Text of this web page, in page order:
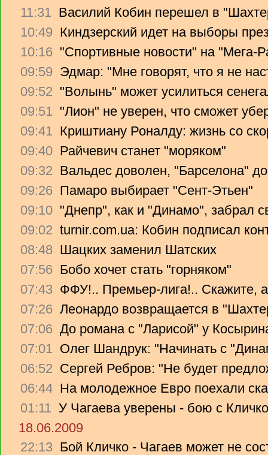
11:31 Василий Кобин перешел в
10:49 Киндзерский идет на выборы
10:16 "Спортивные новости" на "Мега-
09:59 Эдмар: "Мне говорят, что я не
09:52 "Волынь" может усилиться
09:51 "Лион" не уверен, что сможет
09:41 Криштиану Роналду: жизнь со
09:40 Райчевич станет "моряком"
09:32 Вальдес доволен, "Барселона"
09:26 Памаро выбирает "Сент-Этьен"
09:10 "Днепр", как и "Динамо", забрал
09:02 turnir.com.ua: Кобин подписал
08:48 Шацких заменил Шатских
07:56 Бобо хочет стать "горняком"
07:43 ФФУ!.. Премьер-лига!.. Скажите,
07:26 Леонардо возвращается в
07:06 До романа с "Ларисой" у
07:01 Олег Шандрук: "Начинать с
06:52 Сергей Ребров: "Не будет
06:44 На молодежное Евро поехали
01:11 У Чагаева уверены - бою с
18.06.2009
22:13 Бой Кличко - Чагаев может не